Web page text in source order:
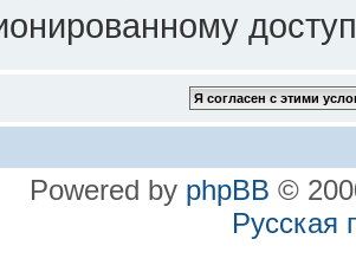
Powered by phpBB ©
Русская